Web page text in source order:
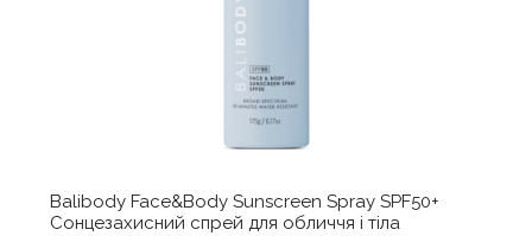
Balibody Face&Body Sunscreen Spray SPF50+
Сонцезахисний спрей для обличчя і тіла